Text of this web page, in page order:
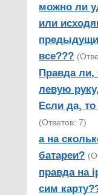
можно ли
или
все???
Правда ли,
левую
Если да, то
(Ответов: 7)
а на
батареи?
правда на
сим